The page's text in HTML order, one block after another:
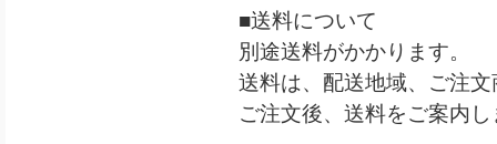
■送料について
別途送料がかかります。
送料は、配送地域、ご注
ご注文後、送料をご案内